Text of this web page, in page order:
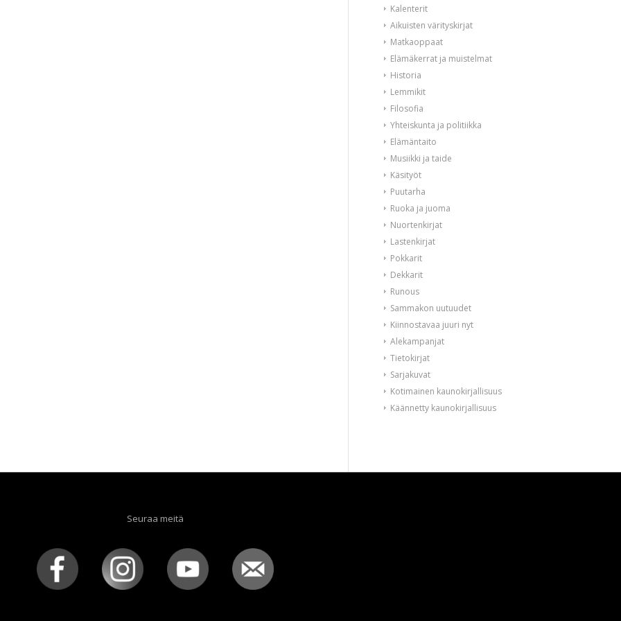
Kalenterit
Aikuisten värityskirjat
Matkaoppaat
Elämäkerrat ja muistelmat
Historia
Lemmikit
Filosofia
Yhteiskunta ja politiikka
Elämäntaito
Musiikki ja taide
Käsityöt
Puutarha
Ruoka ja juoma
Nuortenkirjat
Lastenkirjat
Pokkarit
Dekkarit
Runous
Sammakon uutuudet
Kiinnostavaa juuri nyt
Alekampanjat
Tietokirjat
Sarjakuvat
Kotimainen kaunokirjallisuus
Käännetty kaunokirjallisuus
Seuraa meitä